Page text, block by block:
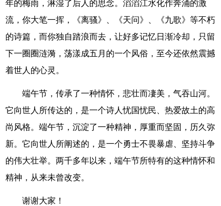
年的梅雨，淋湿了后人的思念。滔滔江水化作奔涌的激
流，你大笔一挥，《离骚》、《天问》、《九歌》等不朽
的诗篇，而你独自踏浪而去，让好多记忆日渐冷却，只留
下一圈圈涟漪，荡漾成五月的一个风俗，至今还依然震撼
着世人的心灵。
端午节，传承了一种情怀，悲壮而凄美，气吞山河。
它向世人所传达的，是一个诗人忧国忧民、热爱故土的高
尚风格。端午节，沉淀了一种精神，厚重而坚固，历久弥
新。它向世人所阐述的，是一个勇士不畏暴虐、坚持斗争
的伟大壮举。两千多年以来，端午节所特有的这种情怀和
精神，从来未曾改变。
谢谢大家！